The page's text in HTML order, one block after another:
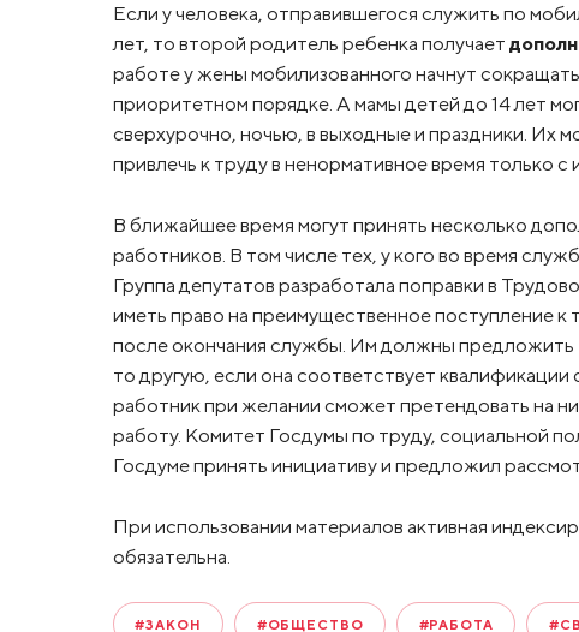
Если у человека, отправившегося служить по
лет, то второй родитель ребенка получает
работе у жены мобилизованного начнут
приоритетном порядке. А мамы детей до 14 лет
сверхурочно, ночью, в выходные и праздники. Их
привлечь к труду в ненормативное время только с
В ближайшее время могут принять несколько
работников. В том числе тех, у кого во время
Группа депутатов разработала поправки в
иметь право на преимущественное поступление
после окончания службы. Им должны предложить
то другую, если она соответствует
работник при желании сможет претендовать на
работу. Комитет Госдумы по труду, социальной
Госдуме принять инициативу и предложил
При использовании материалов активная
обязательна.
#ЗАКОН #ОБЩЕСТВО #РАБОТА